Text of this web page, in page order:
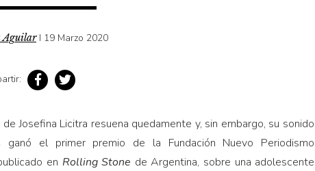
Aguilar I 19 Marzo 2020
Josefina Licitra resuena quedamente y, sin embargo, su sonido
el primer premio de la Fundación Nuevo Periodismo
en Rolling Stone de Argentina, sobre una adolescente